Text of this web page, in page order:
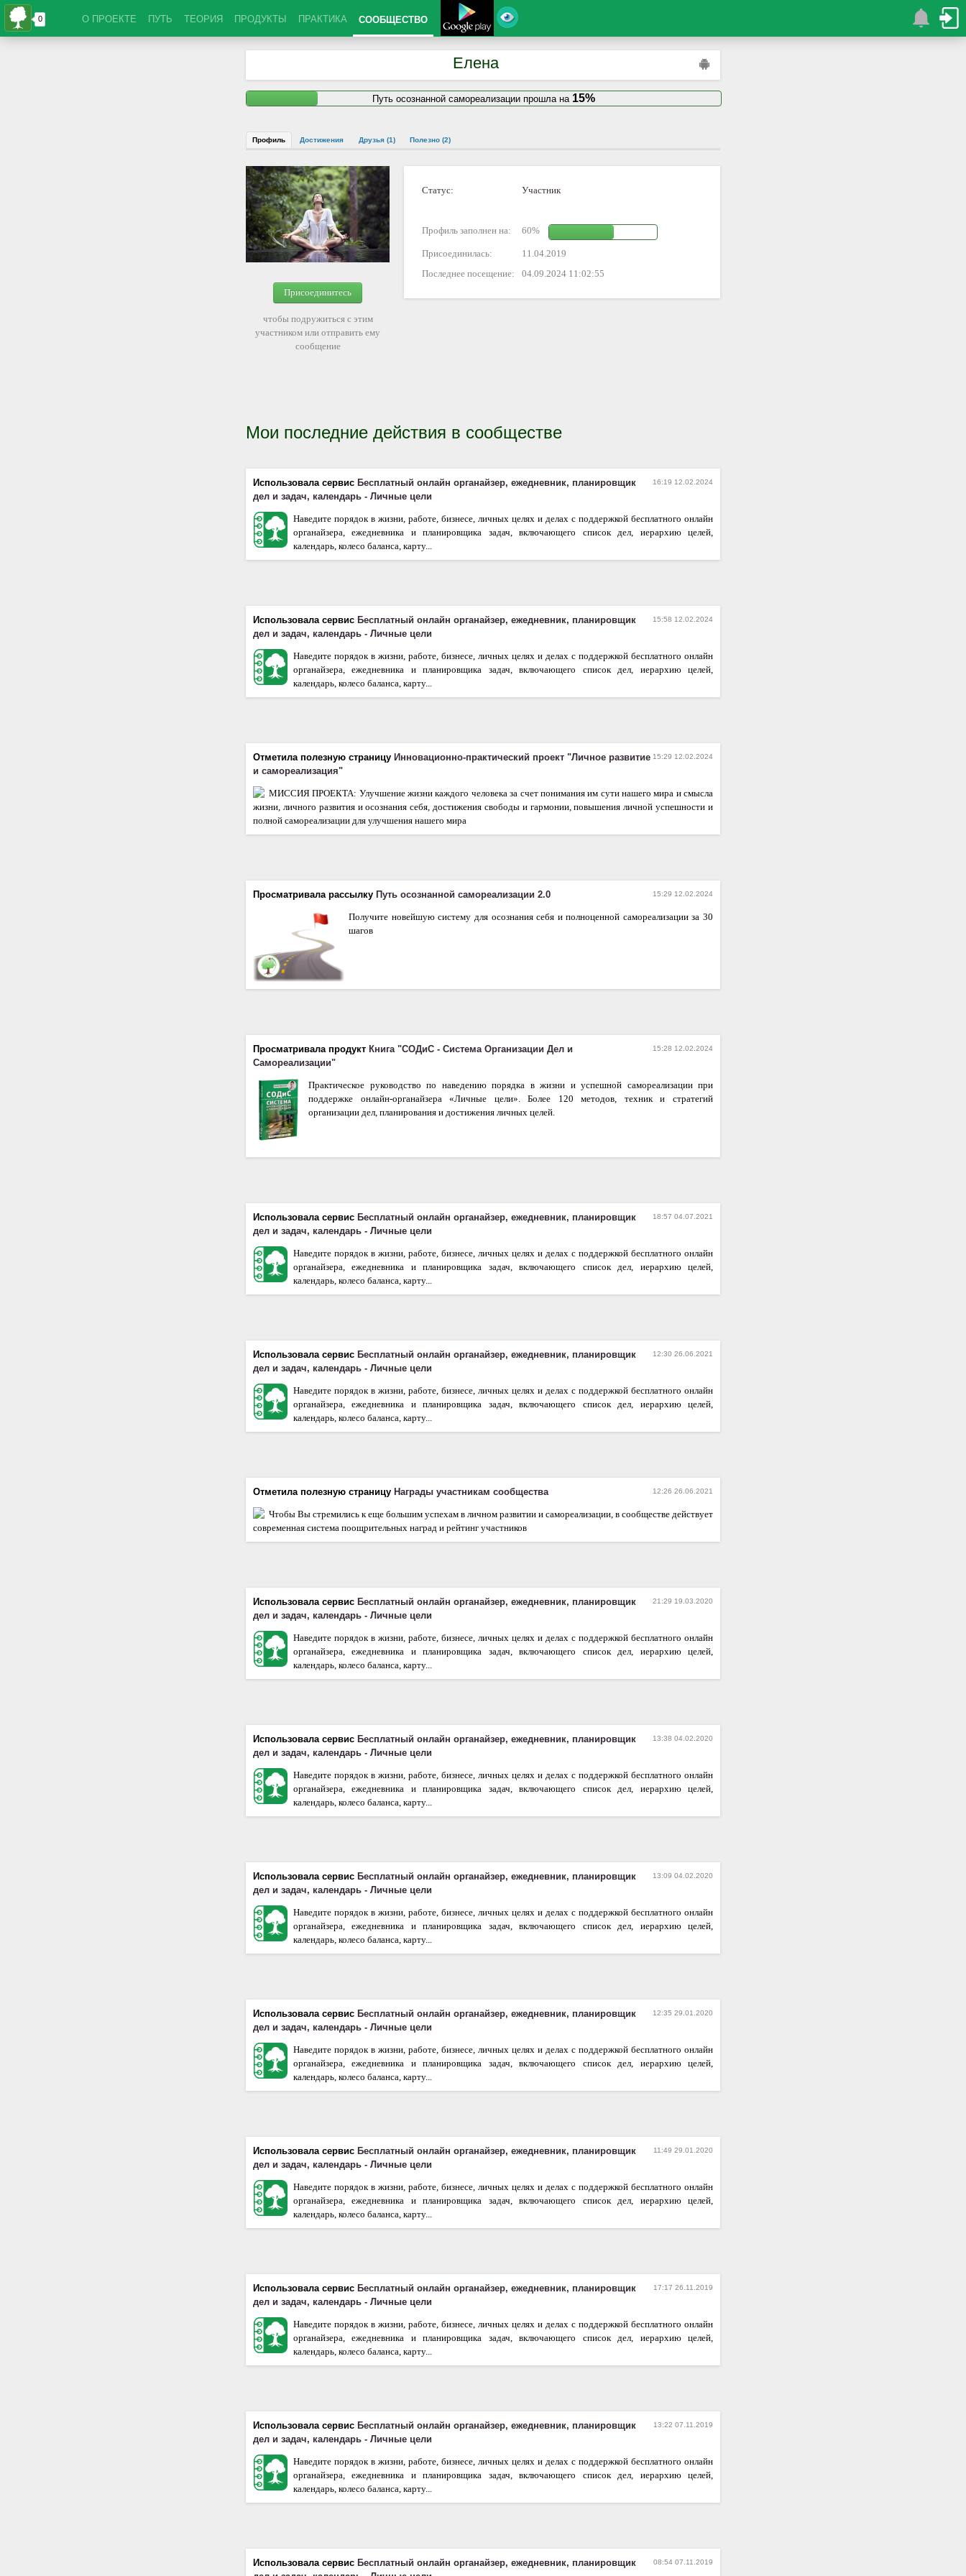
О ПРОЕКТЕ ПУТЬ ТЕОРИЯ ПРОДУКТЫ ПРАКТИКА СООБЩЕСТВО
Елена
Путь осознанной самореализации прошла на 15%
Профиль Достижения Друзья (1) Полезно (2)
Присоединитесь
чтобы подружиться с этим
участником или отправить ему
сообщение
Статус: Участник
Профиль заполнен на: 60%
Присоединилась:
11.04.2019
Последнее посещение:
04.09.2024 11:02:55
Мои последние действия в сообществе
16:19 12.02.2024
Использовала сервис Бесплатный онлайн органайзер, ежедневник, планировщик
дел и задач, календарь - Личные цели
Наведите порядок в жизни, работе, бизнесе, личных целях и делах с поддержкой бесплатного онлайн
органайзера, ежедневника и планировщика задач, включающего список дел, иерархию целей,
календарь, колесо баланса, карту...
15:58 12.02.2024
Использовала сервис Бесплатный онлайн органайзер, ежедневник, планировщик
дел и задач, календарь - Личные цели
Наведите порядок в жизни, работе, бизнесе, личных целях и делах с поддержкой бесплатного онлайн
органайзера, ежедневника и планировщика задач, включающего список дел, иерархию целей,
календарь, колесо баланса, карту...
15:29 12.02.2024
Отметила полезную страницу Инновационно-практический проект "Личное развитие
и самореализация"
МИССИЯ ПРОЕКТА: Улучшение жизни каждого человека за счет понимания им сути нашего мира и смысла
жизни, личного развития и осознания себя, достижения свободы и гармонии, повышения личной успешности и
полной самореализации для улучшения нашего мира
15:29 12.02.2024
Просматривала рассылку Путь осознанной самореализации 2.0
Получите новейшую систему для осознания себя и полноценной самореализации за 30
шагов
15:28 12.02.2024
Просматривала продукт Книга "СОДиС - Система Организации Дел и
Самореализации"
Практическое руководство по наведению порядка в жизни и успешной самореализации при
поддержке онлайн-органайзера «Личные цели». Более 120 методов, техник и стратегий
организации дел, планирования и достижения личных целей.
18:57 04.07.2021
Использовала сервис Бесплатный онлайн органайзер, ежедневник, планировщик
дел и задач, календарь - Личные цели
Наведите порядок в жизни, работе, бизнесе, личных целях и делах с поддержкой бесплатного онлайн
органайзера, ежедневника и планировщика задач, включающего список дел, иерархию целей,
календарь, колесо баланса, карту...
12:30 26.06.2021
Использовала сервис Бесплатный онлайн органайзер, ежедневник, планировщик
дел и задач, календарь - Личные цели
Наведите порядок в жизни, работе, бизнесе, личных целях и делах с поддержкой бесплатного онлайн
органайзера, ежедневника и планировщика задач, включающего список дел, иерархию целей,
календарь, колесо баланса, карту...
12:26 26.06.2021
Отметила полезную страницу Награды участникам сообщества
Чтобы Вы стремились к еще большим успехам в личном развитии и самореализации, в сообществе действует
современная система поощрительных наград и рейтинг участников
21:29 19.03.2020
Использовала сервис Бесплатный онлайн органайзер, ежедневник, планировщик
дел и задач, календарь - Личные цели
Наведите порядок в жизни, работе, бизнесе, личных целях и делах с поддержкой бесплатного онлайн
органайзера, ежедневника и планировщика задач, включающего список дел, иерархию целей,
календарь, колесо баланса, карту...
13:38 04.02.2020
Использовала сервис Бесплатный онлайн органайзер, ежедневник, планировщик
дел и задач, календарь - Личные цели
Наведите порядок в жизни, работе, бизнесе, личных целях и делах с поддержкой бесплатного онлайн
органайзера, ежедневника и планировщика задач, включающего список дел, иерархию целей,
календарь, колесо баланса, карту...
13:09 04.02.2020
Использовала сервис Бесплатный онлайн органайзер, ежедневник, планировщик
дел и задач, календарь - Личные цели
Наведите порядок в жизни, работе, бизнесе, личных целях и делах с поддержкой бесплатного онлайн
органайзера, ежедневника и планировщика задач, включающего список дел, иерархию целей,
календарь, колесо баланса, карту...
12:35 29.01.2020
Использовала сервис Бесплатный онлайн органайзер, ежедневник, планировщик
дел и задач, календарь - Личные цели
Наведите порядок в жизни, работе, бизнесе, личных целях и делах с поддержкой бесплатного онлайн
органайзера, ежедневника и планировщика задач, включающего список дел, иерархию целей,
календарь, колесо баланса, карту...
11:49 29.01.2020
Использовала сервис Бесплатный онлайн органайзер, ежедневник, планировщик
дел и задач, календарь - Личные цели
Наведите порядок в жизни, работе, бизнесе, личных целях и делах с поддержкой бесплатного онлайн
органайзера, ежедневника и планировщика задач, включающего список дел, иерархию целей,
календарь, колесо баланса, карту...
17:17 26.11.2019
Использовала сервис Бесплатный онлайн органайзер, ежедневник, планировщик
дел и задач, календарь - Личные цели
Наведите порядок в жизни, работе, бизнесе, личных целях и делах с поддержкой бесплатного онлайн
органайзера, ежедневника и планировщика задач, включающего список дел, иерархию целей,
календарь, колесо баланса, карту...
13:22 07.11.2019
Использовала сервис Бесплатный онлайн органайзер, ежедневник, планировщик
дел и задач, календарь - Личные цели
Наведите порядок в жизни, работе, бизнесе, личных целях и делах с поддержкой бесплатного онлайн
органайзера, ежедневника и планировщика задач, включающего список дел, иерархию целей,
календарь, колесо баланса, карту...
08:54 07.11.2019
Использовала сервис Бесплатный онлайн органайзер, ежедневник, планировщик